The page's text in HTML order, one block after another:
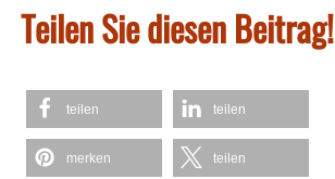
Teilen Sie diesen Beitrag!
teilen teilen
merken teilen